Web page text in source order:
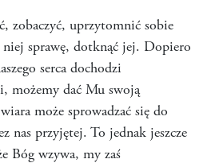
zobaczyć, uprzytomnić sobie
niej sprawę, dotknąć jej. Dopiero
serca dochodzi
możemy dać Mu swoją
może sprowadzać się do
nas przyjętej. To jednak jeszcze
Bóg wzywa, my zaś